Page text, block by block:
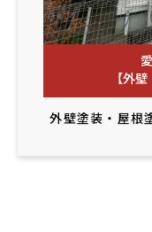
【外
外壁塗装 ・ 屋根